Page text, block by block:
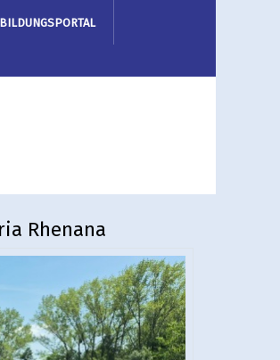
BILDUNGSPORTAL
Rhenana